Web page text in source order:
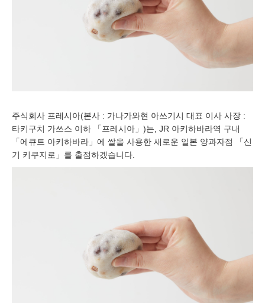
주식회사 프레시아(본사 : 가나가와현 아쓰기시 대표 이사 사장 :
타키구치 가쓰스 이하 「프레시아」)는, JR 아키하바라역 구내
「에큐트 아키하바라」에 쌀을 사용한 새로운 일본 양과자점 「신
기 키쿠지로」를 출점하겠습니다.